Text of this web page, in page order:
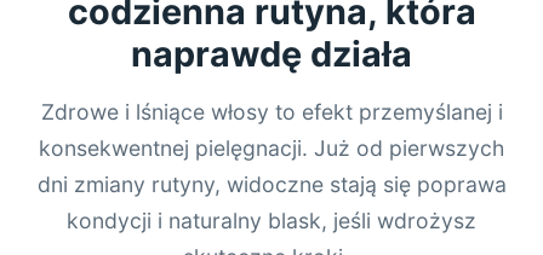
codzienna rutyna, która
naprawdę działa
Zdrowe i lśniące włosy to efekt przemyślanej i
konsekwentnej pielęgnacji. Już od pierwszych
dni zmiany rutyny, widoczne stają się poprawa
kondycji i naturalny blask, jeśli wdrożysz